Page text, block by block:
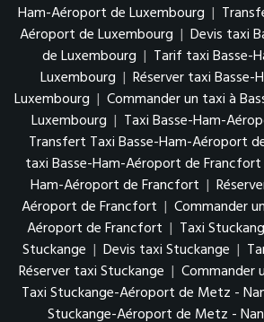
Ham-Aéroport de Luxembourg |
Aéroport de Luxembourg | Devis taxi
de Luxembourg | Tarif taxi Basse-
Luxembourg | Réserver taxi
Luxembourg | Commander un taxi à
Luxembourg | Taxi Basse-Ham-
Transfert Taxi Basse-Ham-Aéroport
taxi Basse-Ham-Aéroport de Francfort
Ham-Aéroport de Francfort |
Aéroport de Francfort | Commander
Aéroport de Francfort | Taxi
Stuckange | Devis taxi Stuckange |
Réserver taxi Stuckange | Commander
Taxi Stuckange-Aéroport de Metz -
Stuckange-Aéroport de Metz -